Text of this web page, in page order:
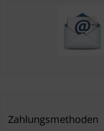
Zahlungsmethoden